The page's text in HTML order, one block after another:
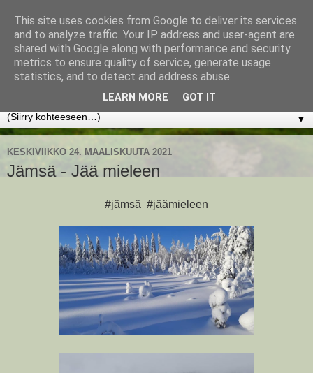
www.jyrkikokko.fi
Uusi Suunta - Jokainen hetki tarjoaa tilaisuuden muuttaa
▼
KESKIVIIKKO 24. MAALISKUUTA 2021
Jämsä - Jää mieleen
#jämsä #jäämieleen
This site uses cookies from Google to deliver its services
and to analyze traffic. Your IP address and user-agent are
shared with Google along with performance and security
metrics to ensure quality of service, generate usage
statistics, and to detect and address abuse.
LEARN MORE GOT IT